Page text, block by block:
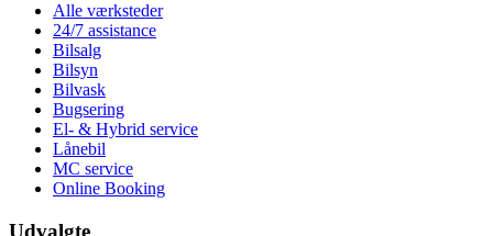
Alle værksteder
24/7 assistance
Bilsalg
Bilsyn
Bilvask
Bugsering
El- & Hybrid service
Lånebil
MC service
Online Booking
Udvalgte